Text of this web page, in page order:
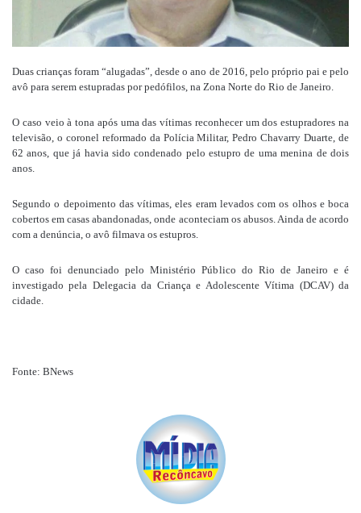
Duas crianças foram “alugadas”, desde o ano de 2016, pelo próprio pai e pelo
avô para serem estupradas por pedófilos, na Zona Norte do Rio de Janeiro.
O caso veio à tona após uma das vítimas reconhecer um dos estupradores na
televisão, o coronel reformado da Polícia Militar, Pedro Chavarry Duarte, de
62 anos, que já havia sido condenado pelo estupro de uma menina de dois
anos.
Segundo o depoimento das vítimas, eles eram levados com os olhos e boca
cobertos em casas abandonadas, onde aconteciam os abusos. Ainda de acordo
com a denúncia, o avô filmava os estupros.
O caso foi denunciado pelo Ministério Público do Rio de Janeiro e é
investigado pela Delegacia da Criança e Adolescente Vítima (DCAV) da
cidade.
Fonte: BNews